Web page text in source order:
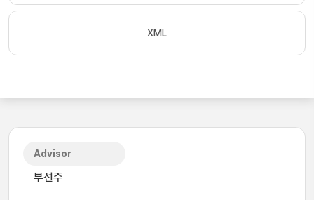
XML
Advisor
부선주